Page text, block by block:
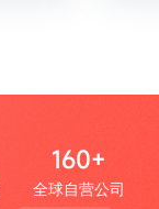
160+
全球自营公司